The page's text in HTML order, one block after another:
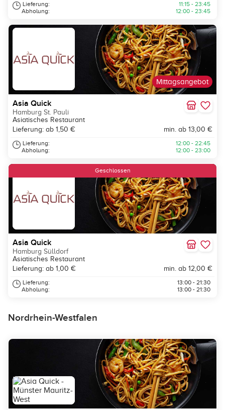
Lieferung:
Abholung:
11:15 - 23:45
12:00 - 23:45
Mittagsangebot
Asia Quick
Hamburg St. Pauli
Asiatisches Restaurant
Lieferung: ab 1,50 €
min. ab 13,00 €
Lieferung:
Abholung:
12:00 - 22:45
12:00 - 23:00
Geschlossen
Asia Quick
Hamburg Sülldorf
Asiatisches Restaurant
Lieferung: ab 1,00 €
min. ab 12,00 €
Lieferung:
Abholung:
13:00 - 21:30
13:00 - 21:30
Nordrhein-Westfalen